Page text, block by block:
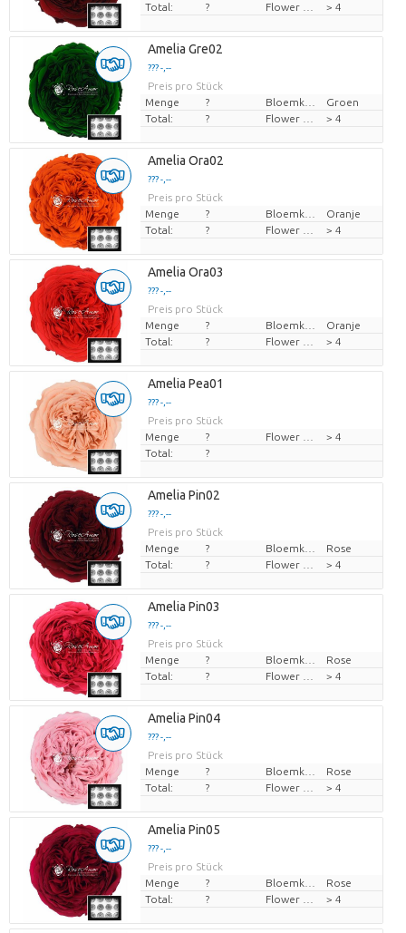
Total:
? > 4
Amelia Gre02
??? -,--
Preis pro Stück
Menge
?
Groen
Total:
? > 4
Amelia Ora02
??? -,--
Preis pro Stück
Menge
?
Oranje
Total:
? > 4
Amelia Ora03
??? -,--
Preis pro Stück
Menge
?
Oranje
Total:
? > 4
Amelia Pea01
??? -,--
Preis pro Stück
Menge
?
> 4
Total:
?
Amelia Pin02
??? -,--
Preis pro Stück
Menge
?
Rose
Total:
? > 4
Amelia Pin03
??? -,--
Preis pro Stück
Menge
?
Rose
Total:
? > 4
Amelia Pin04
??? -,--
Preis pro Stück
Menge
?
Rose
Total:
? > 4
Amelia Pin05
??? -,--
Preis pro Stück
Menge
?
Rose
Total:
? > 4